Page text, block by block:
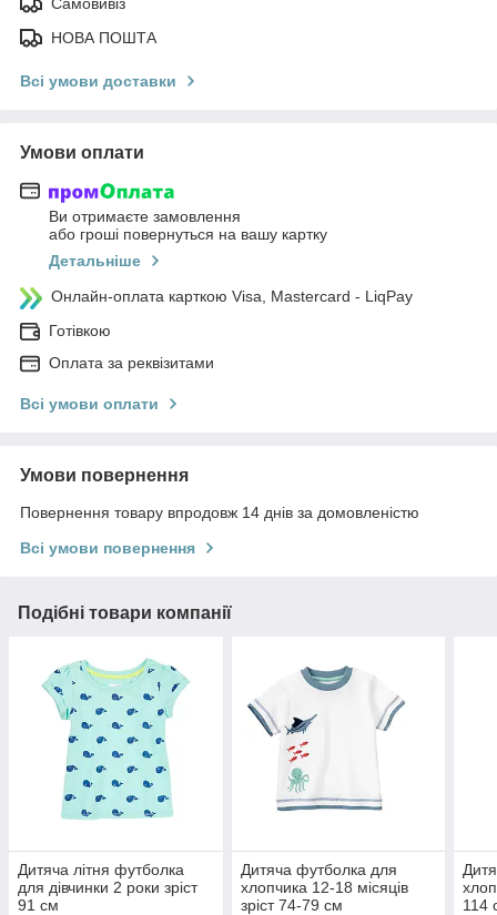
НОВА ПОШТА
Всі умови доставки
Умови оплати
Ви отримаєте замовлення
або гроші повернуться на вашу картку
Детальніше
Онлайн-оплата карткою Visa, Mastercard - LiqPay
Готівкою
Оплата за реквізитами
Всі умови оплати
Умови повернення
Повернення товару впродовж 14 днів за домовленістю
Всі умови повернення
Подібні товари компанії
Дитяча літня футболка
для дівчинки 2 роки зріст
91 см
Дитяча футболка для
хлопчика 12-18 місяців
зріст 74-79 см
114